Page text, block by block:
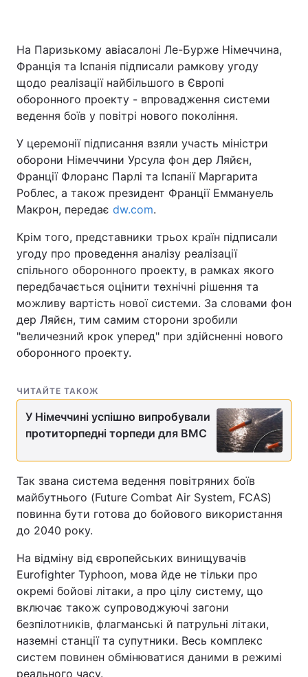
На Паризькому авіасалоні Ле-Бурже Німеччина,
Франція та Іспанія підписали рамкову угоду
щодо реалізації найбільшого в Європі
оборонного проекту - впровадження системи
ведення боїв у повітрі нового покоління.
У церемонії підписання взяли участь міністри
оборони Німеччини Урсула фон дер Ляйєн,
Франції Флоранс Парлі та Іспанії Маргарита
Роблес, а також президент Франції Еммануель
Макрон, передає dw.com.
Крім того, представники трьох країн підписали
угоду про проведення аналізу реалізації
спільного оборонного проекту, в рамках якого
передбачається оцінити технічні рішення та
можливу вартість нової системи. За словами фон
дер Ляйєн, тим самим сторони зробили
"величезний крок уперед" при здійсненні нового
оборонного проекту.
ЧИТАЙТЕ ТАКОЖ
У Німеччині успішно випробували
протиторпедні торпеди для ВМС
Так звана система ведення повітряних боїв
майбутнього (Future Combat Air System, FCAS)
повинна бути готова до бойового використання
до 2040 року.
На відміну від європейських винищувачів
Eurofighter Typhoon, мова йде не тільки про
окремі бойові літаки, а про цілу систему, що
включає також супроводжуючі загони
безпілотників, флагманські й патрульні літаки,
наземні станції та супутники. Весь комплекс
систем повинен обмінюватися даними в режимі
реального часу.